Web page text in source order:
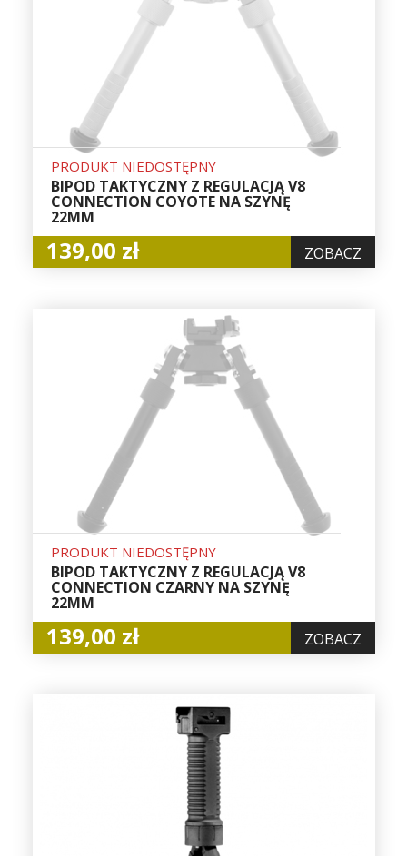
PRODUKT NIEDOSTĘPNY
BIPOD TAKTYCZNY Z REGULACJĄ V8
CONNECTION COYOTE NA SZYNĘ
22MM
139,00 zł ZOBACZ
PRODUKT NIEDOSTĘPNY
BIPOD TAKTYCZNY Z REGULACJĄ V8
CONNECTION CZARNY NA SZYNĘ
22MM
139,00 zł ZOBACZ